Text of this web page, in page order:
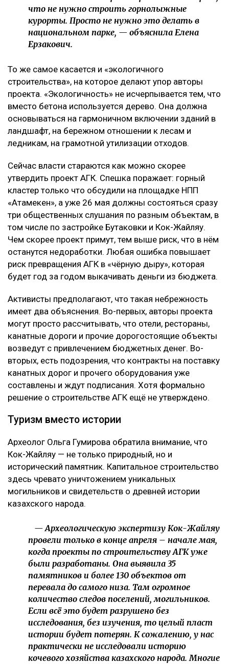
что не нужно строить горнолыжные
курорты. Просто не нужно это делать в
национальном парке, — объяснила Елена
Ерзакович.
То же самое касается и «экологичного
строительства», на которое делают упор авторы
проекта. «Экологичность» не исчерпывается тем, что
вместо бетона используется дерево. Она должна
основываться на гармоничном включении зданий в
ландшафт, на бережном отношении к лесам и
ледникам, на грамотной утилизации отходов.
Сейчас власти стараются как можно скорее
утвердить проект АГК. Спешка поражает: горный
кластер только что обсудили на площадке НПП
«Атамекен», а уже 26 мая должны состояться сразу
три общественных слушания по разным объектам, в
том числе по застройке Бутаковки и Кок-Жайляу.
Чем скорее проект примут, тем выше риск, что в нём
останутся недоработки. Любая ошибка повышает
риск превращения АГК в «чёрную дыру», которая
будет год за годом выкачивать деньги из бюджета.
Активисты предполагают, что такая небрежность
имеет два объяснения. Во-первых, авторы проекта
могут просто рассчитывать, что отели, рестораны,
канатные дороги и прочие дорогостоящие объекты
возведут с привлечением бюджетных денег. Во-
вторых, есть подозрения, что контракты на поставку
канатных дорог и прочего оборудования уже
составлены и ждут подписания. Хотя формально
решение о строительстве АГК ещё не утверждено.
Туризм вместо истории
Археолог Ольга Гумирова обратила внимание, что
Кок-Жайляу — не только природный, но и
исторический памятник. Капитальное строительство
здесь чревато уничтожением уникальных
могильников и свидетельств о древней истории
казахского народа.
— Археологическую экспертизу Кок-Жайляу
провели только в конце апреля – начале мая,
когда проекты по строительству АГК уже
были разработаны. Она выявила 35
памятников и более 130 объектов от
перевала до самого низа. Там огромное
количество следов поселений, могильников.
Если всё это будет разрушено без
исследования, без изучения, то целый пласт
истории будет потерян. К сожалению, у нас
практически не исследовали историю
кочевого хозяйства казахского народа. Многие